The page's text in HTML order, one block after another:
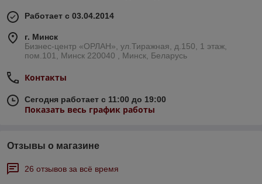
Работает с 03.04.2014
г. Минск
Бизнес-центр «ОРЛАН», ул.Тиражная, д.150, 1 этаж,
пом.101, Минск 220040 , Минск, Беларусь
Контакты
Сегодня работает с 11:00 до 19:00
Показать весь график работы
Отзывы о магазине
26 отзывов за всё время